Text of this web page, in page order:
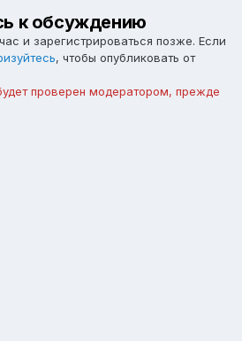
к обсуждению
и зарегистрироваться позже. Если
, чтобы опубликовать от
проверен модератором, прежде